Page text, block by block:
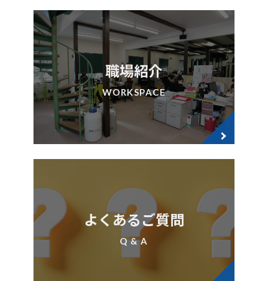
職場紹介
WORKSPACE
よくあるご質問
Q & A